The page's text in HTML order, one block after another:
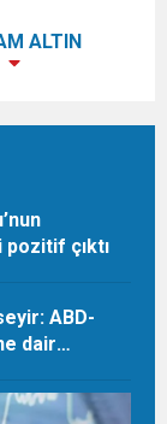
ALTIN
çıktı
ABD-
dair